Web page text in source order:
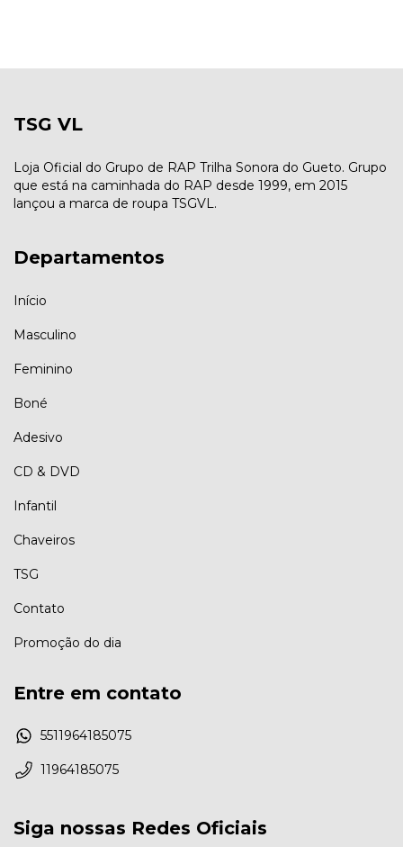
TSG VL
Loja Oficial do Grupo de RAP Trilha Sonora do Gueto. Grupo
que está na caminhada do RAP desde 1999, em 2015
lançou a marca de roupa TSGVL.
Departamentos
Início
Masculino
Feminino
Boné
Adesivo
CD & DVD
Infantil
Chaveiros
TSG
Contato
Promoção do dia
Entre em contato
5511964185075
11964185075
Siga nossas Redes Oficiais